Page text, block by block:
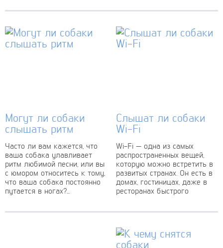
постоянной поддержки.
чувствует...
Могут ли собаки
слышать ритм
Часто ли вам кажется, что
ваша собака улавливает
ритм любимой песни, или вы
с юмором относитесь к тому,
что ваша собака постоянно
путается в ногах?...
Слышат ли собаки
Wi-Fi
Wi-Fi — одна из самых
распространенных вещей,
которую можно встретить в
развитых странах. Он есть в
домах, гостиницах, даже в
ресторанах быстрого